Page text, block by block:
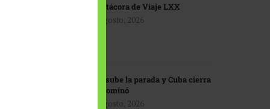
Bitácora de Viaje LXX
3 agosto, 2026
EU sube la parada y Cuba cierra
el dominó
3 agosto, 2026